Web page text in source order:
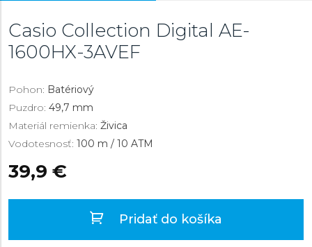
Casio Collection Digital AE-
1600HX-3AVEF
Pohon: Batériový
Puzdro: 49,7 mm
Materiál remienka: Živica
Vodotesnosť: 100 m / 10 ATM
39,9 €
Pridať do košíka